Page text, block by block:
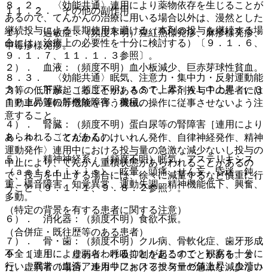
８．２． 〈効能共通〉連用により薬物依存を生じることが
あるので、てんかんの治療に用いる場合以外は、漫然とした
継続投与による長期使用を避ける（本剤の投与を継続する場
合には、治療上の必要性を十分に検討する）〔９．１．６、
９．１．７、１１．１．３参照〕。
８．３． 〈効能共通〉眠気、注意力・集中力・反射運動能
力等の低下が起こることがあるので、本剤投与中の患者には
自動車の運転等危険を伴う機械の操作に従事させないよう注
意すること。
８．４． 〈てんかんのけいれん発作、自律神経発作、精神
運動発作〉連用中における投与量の急激な減少ないし投与の
中止により、てんかん重積状態があらわれることがあるの
で、投与を中止する場合には、徐々に減量するなど慎重に行
うこと〔９．１．１、９．８．２参照〕。
（特定の背景を有する患者に関する注意）
（合併症・既往歴等のある患者）
９．１．１． 虚弱者：呼吸抑制を起こすことがある。ま
た、虚弱者の場合、連用中における投与量の急激な減少ない
１１．２． その他の副作用
１）． 過敏症：（頻度不明）猩紅熱様発疹、麻疹様発疹、
中毒疹様発疹。
２）． 血液：（頻度不明）血小板減少、巨赤芽球性貧血。
３）． 肝臓：（頻度不明）ＡＳＴ上昇・ＡＬＴ上昇・γ−Ｇ
ＴＰ上昇等の肝機能障害、黄疸。
４）． 腎臓：（頻度不明）蛋白尿等の腎障害［連用により
あらわれることがある］。
５）． 精神神経系：（頻度不明）眠気、アステリキシス
（ａｓｔｅｒｉｘｉｓ）、眩暈、頭痛、せん妄、昏迷、鈍
重、構音障害、知覚異常、運動失調、精神機能低下、興奮、
多動。
６）． 消化器：（頻度不明）食欲不振。
７）． 骨・歯：（頻度不明）クル病、骨軟化症、歯牙形成
不全［連用によりあらわれることがあるので、観察を十分に
行い、異常（血清アルカリフォスファターゼ値上昇、血清カ